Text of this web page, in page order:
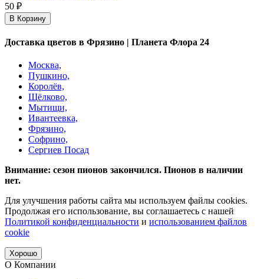
50 ₽
В Корзину
Доставка цветов в Фрязино | Планета Флора 24
Москва,
Пушкино,
Королёв,
Щёлково,
Мытищи,
Ивантеевка,
Фрязино,
Софрино,
Сергиев Посад
Внимание: сезон пионов закончился. Пионов в наличии
нет.
Для улучшения работы сайта мы используем файлы cookies.
Продолжая его использование, вы соглашаетесь с нашей
Политикой конфиденциальности и использованием файлов
cookie
Хорошо
О Компании